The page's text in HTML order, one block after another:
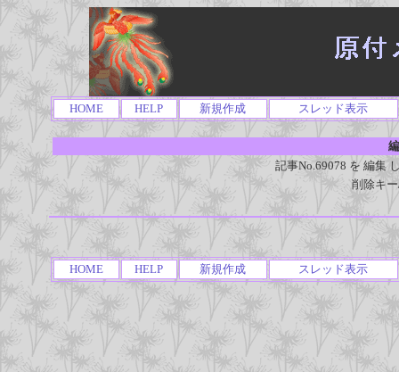
HOME HELP 新規作成 スレッド表示
記事No.69078 を 編集
削除キ
HOME HELP 新規作成 スレッド表示